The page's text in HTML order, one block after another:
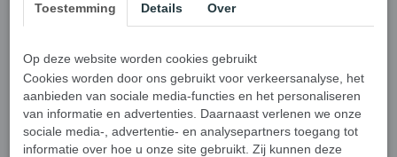
Naam
E-mail
Telefoon
Bestelnummer
Toestemming Details Over
Op deze website worden cookies gebruikt
Cookies worden door ons gebruikt voor verkeersanalyse, het
aanbieden van sociale media-functies en het personaliseren
van informatie en advertenties. Daarnaast verlenen we onze
sociale media-, advertentie- en analysepartners toegang tot
informatie over hoe u onze site gebruikt. Zij kunnen deze